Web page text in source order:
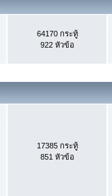
64170 กระทู้
922 หัวข้อ
17385 กระทู้
851 หัวข้อ